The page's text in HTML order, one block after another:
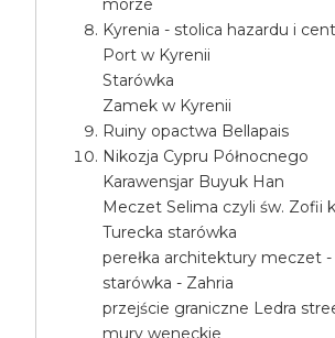
morze
Kyrenia - stolica hazardu i
Port w Kyrenii
Starówka
Zamek w Kyrenii
Ruiny opactwa Bellapais
Nikozja Cypru Północnego
Karawensjar Buyuk Han
Meczet Selima czyli św. Zofii
Turecka starówka
perełka architektury meczet
starówka - Zahria
przejście graniczne Ledra
mury weneckie